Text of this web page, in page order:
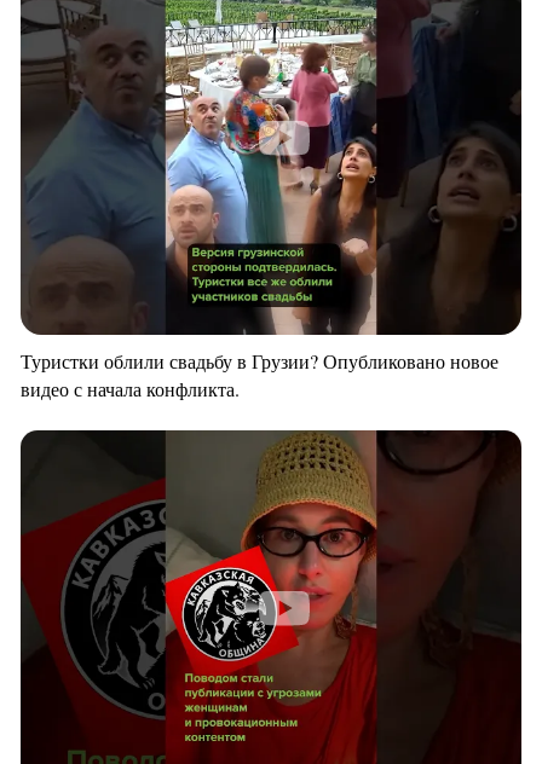
Туристки облили свадьбу в Грузии? Опубликовано новое
видео с начала конфликта.